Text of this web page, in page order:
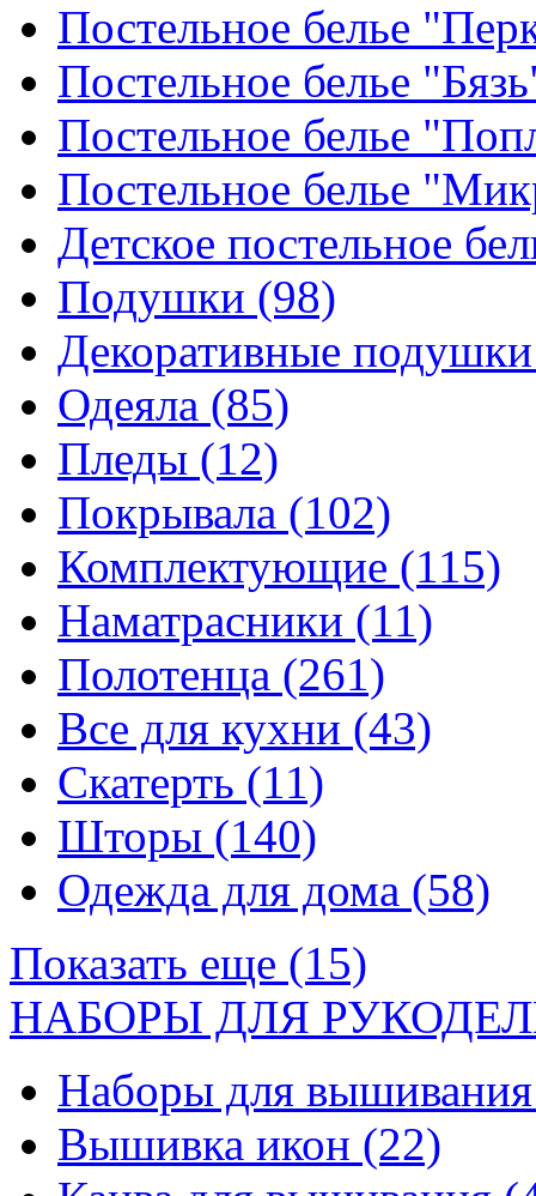
Постельное белье
Постельное белье
Постельное белье
Постельное белье
Детское постельное
Подушки (98)
Декоративные
Одеяла (85)
Пледы (12)
Покрывала (102)
Комплектующие (115)
Наматрасники (11)
Полотенца (261)
Все для кухни (43)
Скатерть (11)
Шторы (140)
Одежда для дома (58)
Показать еще (15)
НАБОРЫ ДЛЯ
Наборы для
Вышивка икон (22)